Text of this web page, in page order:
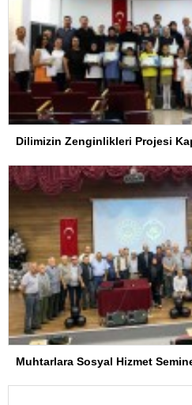
Dilimizin Zenginlikleri Projesi
Muhtarlara Sosyal Hizmet